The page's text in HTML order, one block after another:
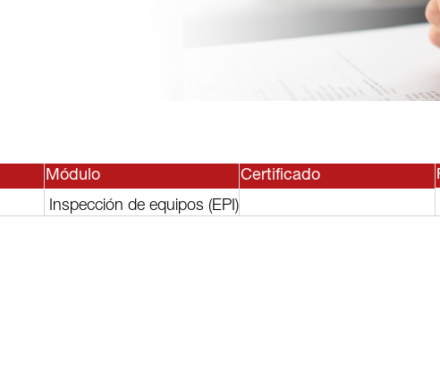
Módulo
Inspección de equipos (EPI)
Certificado